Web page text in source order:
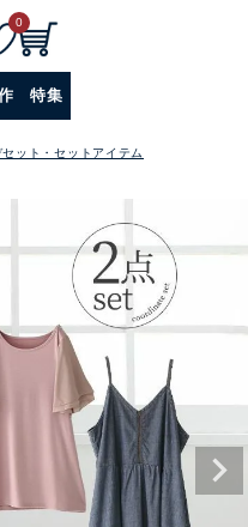
検索
0
特集
セット・セットアイテム